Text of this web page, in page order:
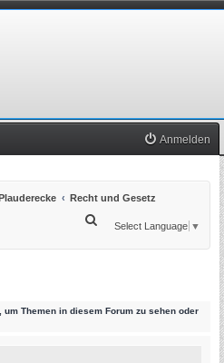
Anmelden
Recht und Gesetz
Select Language ▼
Themen in diesem Forum zu sehen oder